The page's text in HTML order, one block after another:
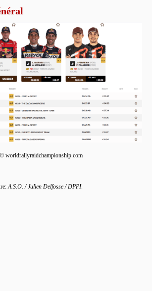
© worldrallyraidchampionship.com
A.S.O. / Julien Delfosse / DPPI.